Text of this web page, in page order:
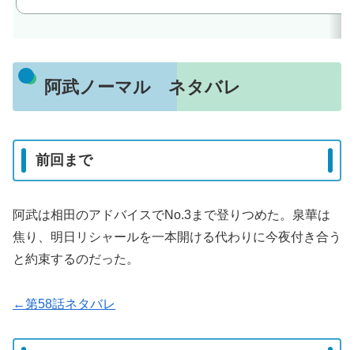
阿武ノーマル ネタバレ
前回まで
阿武は相田のアドバイスでNo.3まで登りつめた。泉華は
焦り、明日リシャールを一本開ける代わりに今夜付き合う
と約束するのだった。
←第58話ネタバレ